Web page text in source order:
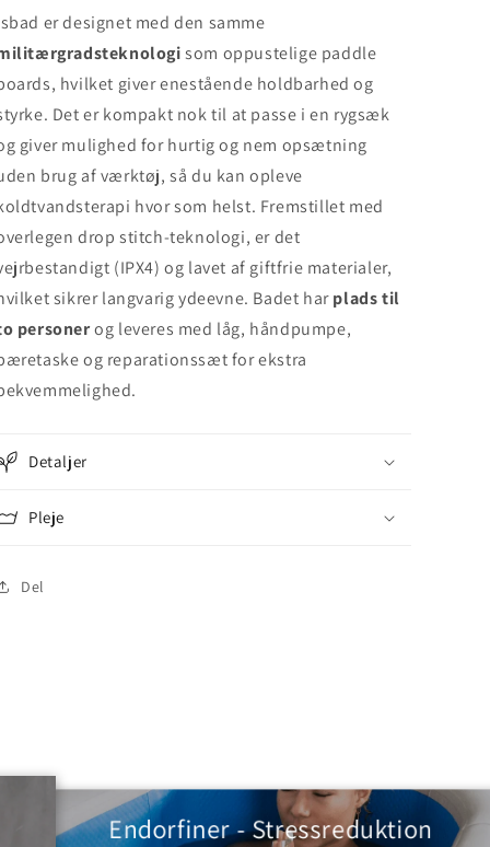
er designet med den samme
som oppustelige paddle
hvilket giver enestående holdbarhed og
Det er kompakt nok til at passe i en rygsæk
giver mulighed for hurtig og nem opsætning
brug af værktøj, så du kan opleve
hvor som helst. Fremstillet med
drop stitch-teknologi, er det
(IPX4) og lavet af giftfrie materialer,
sikrer langvarig ydeevne. Badet harplads til
personerog leveres med låg, håndpumpe,
og reparationssæt for ekstra
Detaljer
Pleje
Del
Endorfiner - Stressreduktion